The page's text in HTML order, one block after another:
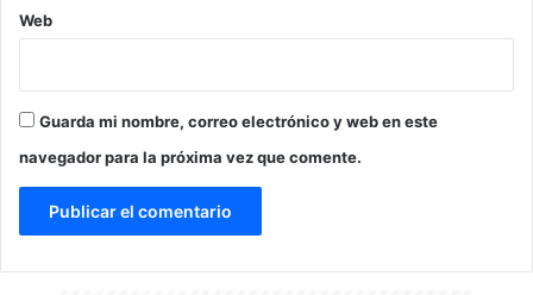
Web
Guarda mi nombre, correo electrónico y web en este
navegador para la próxima vez que comente.